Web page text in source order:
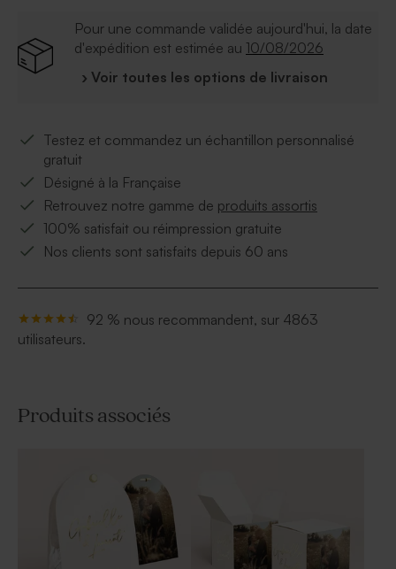
Pour une commande validée aujourd'hui, la date
d'expédition est estimée au 10/08/2026
› Voir toutes les options de livraison
Testez et commandez un échantillon personnalisé
gratuit
Désigné à la Française
Retrouvez notre gamme de produits assortis
100% satisfait ou réimpression gratuite
Nos clients sont satisfaits depuis 60 ans
92 % nous recommandent, sur 4863
utilisateurs.
Produits associés